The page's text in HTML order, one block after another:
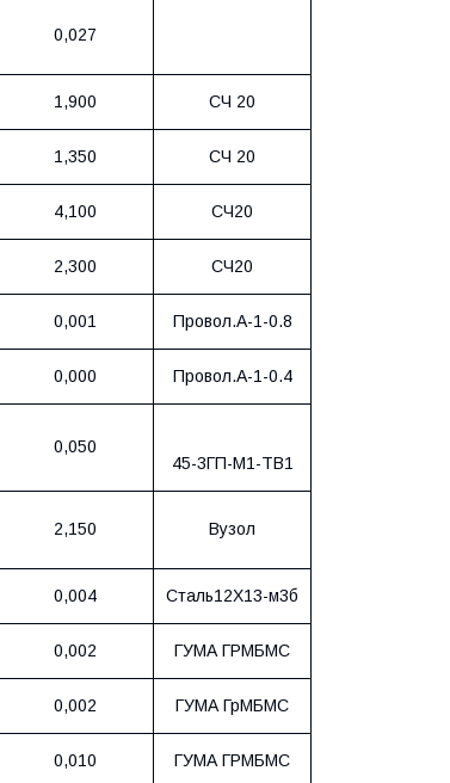
0,027
1,900 СЧ 20
1,350 СЧ 20
4,100 СЧ20
2,300 СЧ20
0,001 Провол.А-1-0.8
0,000 Провол.А-1-0.4
0,050
45-3ГП-М1-ТВ1
2,150 Вузол
0,004 Сталь12Х13-м3б
0,002 ГУМА ГРМБМС
0,002 ГУМА ГрМБМС
0,010 ГУМА ГРМБМС